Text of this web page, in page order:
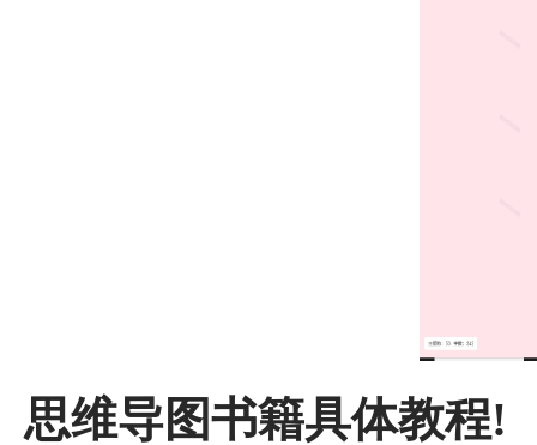
思维导图书籍具体教程!